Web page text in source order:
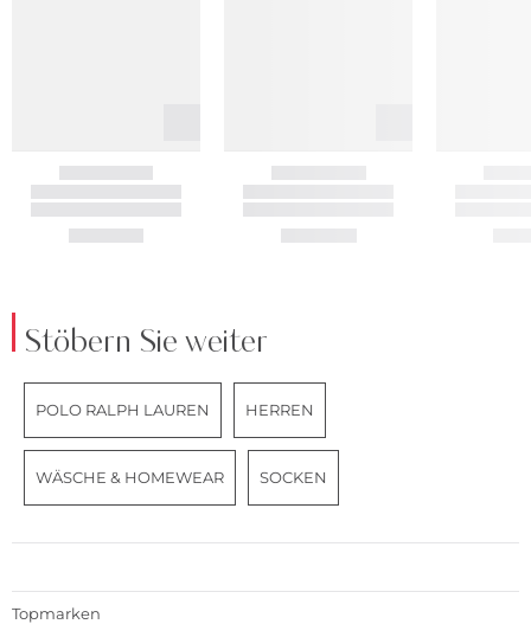
Stöbern Sie weiter
POLO RALPH LAUREN HERREN
WÄSCHE & HOMEWEAR SOCKEN
Topmarken